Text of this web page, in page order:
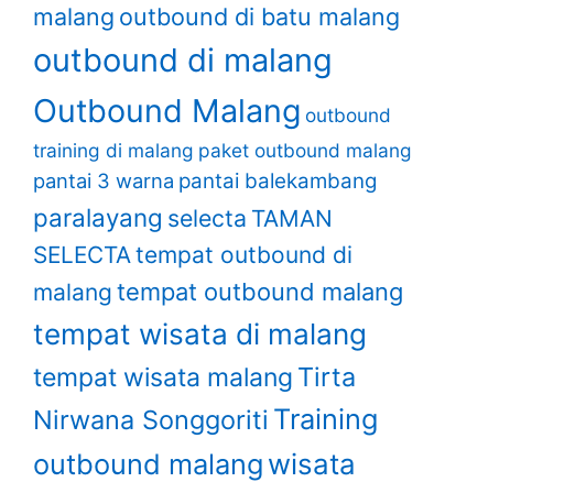
malang outbound di batu malang
outbound di malang
Outbound Malang outbound
training di malang paket outbound malang
pantai 3 warna pantai balekambang
paralayang selecta TAMAN
SELECTAtempat outbound di
malang tempat outbound malang
tempat wisata di malang
tempat wisata malang Tirta
Nirwana Songgoriti Training
outbound malangwisata